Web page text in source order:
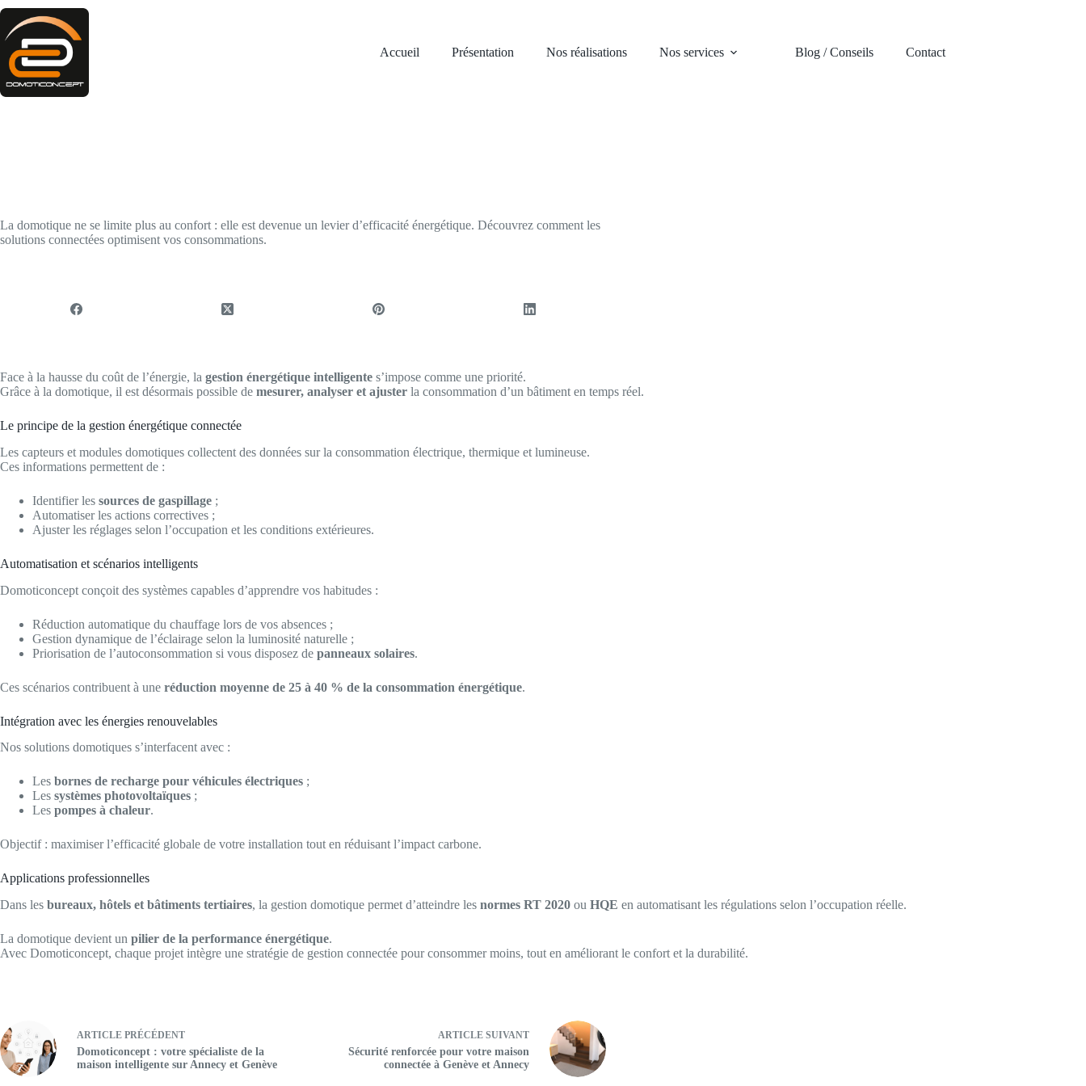
Passer
contenu
Accueil
Présentation Nos réalisations Nos services Blog / Conseils Contact
La domotique ne se limite plus au confort : elle est devenue un levier d’efficacité énergétique. Découvrez comment les
solutions connectées optimisent vos consommations.
Face à la hausse du coût de l’énergie, la gestion énergétique intelligente s’impose comme une priorité.
Grâce à la domotique, il est désormais possible de mesurer, analyser et ajuster la consommation d’un bâtiment en temps réel.
Le principe de la gestion énergétique connectée
Les capteurs et modules domotiques collectent des données sur la consommation électrique, thermique et lumineuse.
Ces informations permettent de :
Identifier les sources de gaspillage ;
Automatiser les actions correctives ;
Ajuster les réglages selon l’occupation et les conditions extérieures.
Automatisation et scénarios intelligents
Domoticoncept conçoit des systèmes capables d’apprendre vos habitudes :
Réduction automatique du chauffage lors de vos absences ;
Gestion dynamique de l’éclairage selon la luminosité naturelle ;
Priorisation de l’autoconsommation si vous disposez de panneaux solaires.
Ces scénarios contribuent à une réduction moyenne de 25 à 40 % de la consommation énergétique.
Intégration avec les énergies renouvelables
Nos solutions domotiques s’interfacent avec :
Les bornes de recharge pour véhicules électriques ;
Les systèmes photovoltaïques ;
Les pompes à chaleur.
Objectif : maximiser l’efficacité globale de votre installation tout en réduisant l’impact carbone.
Applications professionnelles
Dans les bureaux, hôtels et bâtiments tertiaires, la gestion domotique permet d’atteindre les normes RT 2020 ou HQE en automatisant les régulations selon l’occupation réelle.
La domotique devient un pilier de la performance énergétique.
Avec Domoticoncept, chaque projet intègre une stratégie de gestion connectée pour consommer moins, tout en améliorant le confort et la durabilité.
ARTICLE PRÉCÉDENT
Domoticoncept : votre spécialiste de la
maison intelligente sur Annecy et Genève
ARTICLE SUIVANT
Sécurité renforcée pour votre maison
connectée à Genève et Annecy